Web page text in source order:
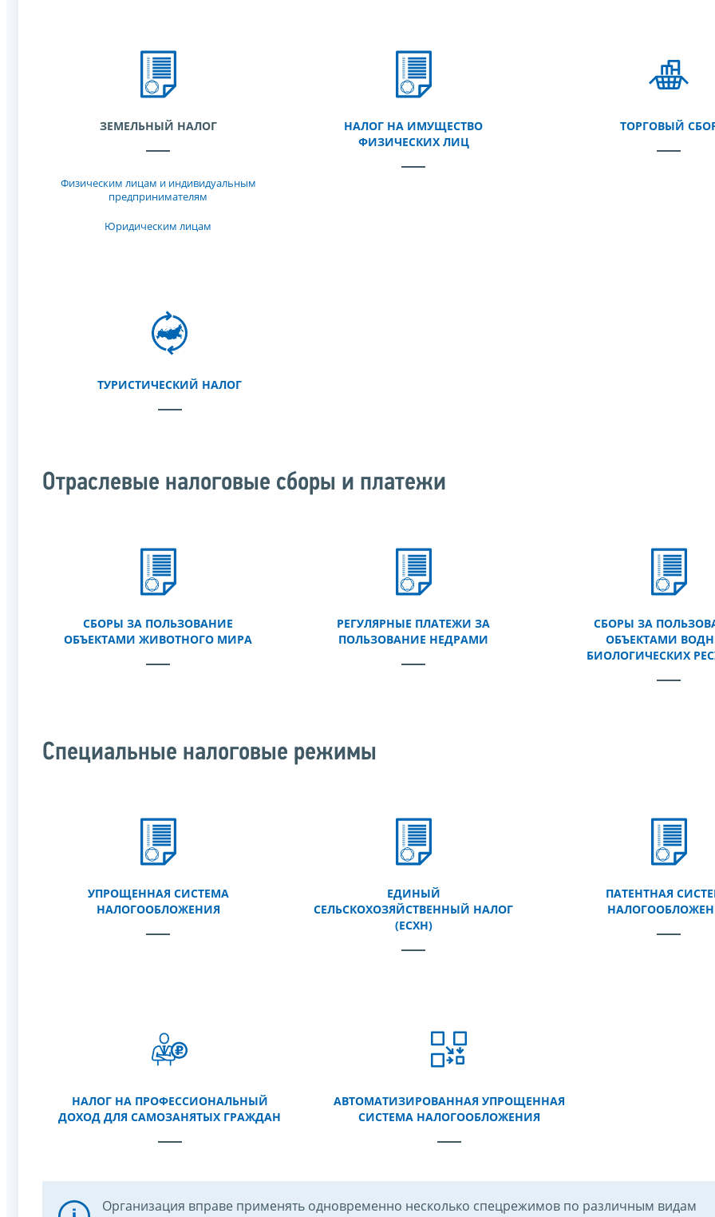
ЗЕМЕЛЬНЫЙ НАЛОГ
Физическим лицам и индивидуальным
предпринимателям
Юридическим лицам
НАЛОГ НА ИМУЩЕСТВО
ФИЗИЧЕСКИХ ЛИЦ
ТОРГОВЫЙ
ТУРИСТИЧЕСКИЙ НАЛОГ
Отраслевые налоговые сборы и платежи
СБОРЫ ЗА ПОЛЬЗОВАНИЕ
ОБЪЕКТАМИ ЖИВОТНОГО МИРА
РЕГУЛЯРНЫЕ ПЛАТЕЖИ ЗА
ПОЛЬЗОВАНИЕ НЕДРАМИ
СБОРЫ ЗА
ОБЪЕКТАМИ
БИОЛОГИЧЕСКИХ
Специальные налоговые режимы
УПРОЩЕННАЯ СИСТЕМА
НАЛОГООБЛОЖЕНИЯ
ЕДИНЫЙ
СЕЛЬСКОХОЗЯЙСТВЕННЫЙ НАЛОГ
(ЕСХН)
ПАТЕНТНАЯ
НАЛОГ НА ПРОФЕССИОНАЛЬНЫЙ
ДОХОД ДЛЯ САМОЗАНЯТЫХ ГРАЖДАН
АВТОМАТИЗИРОВАННАЯ УПРОЩЕННАЯ
СИСТЕМА НАЛОГООБЛОЖЕНИЯ
Организация вправе применять одновременно несколько спецрежимов по различным видам